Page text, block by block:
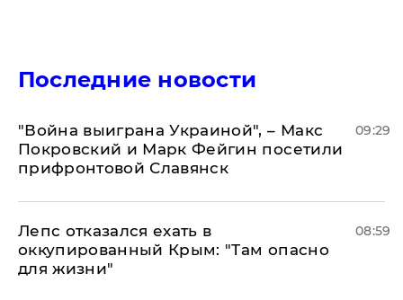
Последние новости
"Война выиграна Украиной", – Макс
Покровский и Марк Фейгин посетили
прифронтовой Славянск
09:29
Лепс отказался ехать в
оккупированный Крым: "Там опасно
для жизни"
08:59